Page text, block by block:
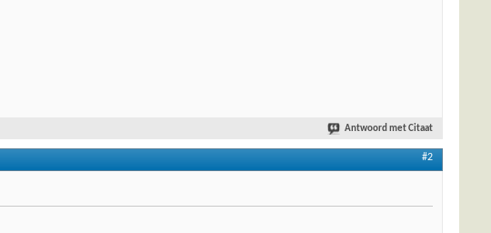
Antwoord met Citaat
#2